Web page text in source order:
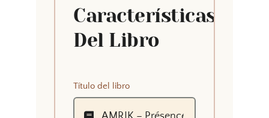
Características
Del Libro
Título del libro